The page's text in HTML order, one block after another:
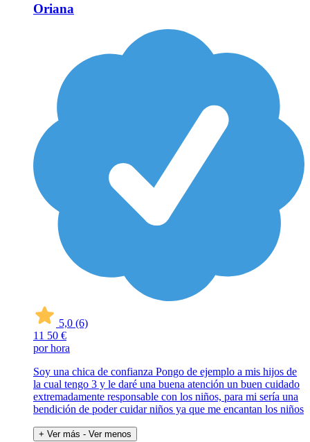
Oriana
5,0 (6)
11 50 €
por hora
Soy una chica de confianza Pongo de ejemplo a mis hijos de
la cual tengo 3 y le daré una buena atención un buen cuidado
extremadamente responsable con los niños, para mi sería una
bendición de poder cuidar niños ya que me encantan los niños
+ Ver más - Ver menos